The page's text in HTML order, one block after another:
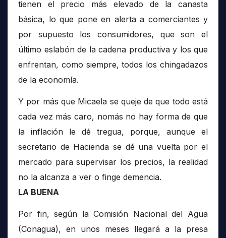
tienen el precio más elevado de la canasta
básica, lo que pone en alerta a comerciantes y
por supuesto los consumidores, que son el
último eslabón de la cadena productiva y los que
enfrentan, como siempre, todos los chingadazos
de la economía.
Y por más que Micaela se queje de que todo está
cada vez más caro, nomás no hay forma de que
la inflación le dé tregua, porque, aunque el
secretario de Hacienda se dé una vuelta por el
mercado para supervisar los precios, la realidad
no la alcanza a ver o finge demencia.
LA BUENA
Por fin, según la Comisión Nacional del Agua
(Conagua), en unos meses llegará a la presa